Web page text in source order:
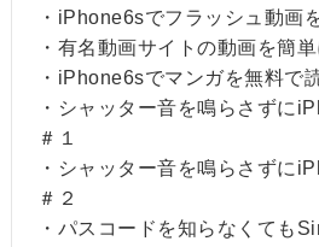
・iPhone6sでフラッシュ動画
・有名動画サイトの動画を簡
・iPhone6sでマンガを無料で
・シャッター音を鳴らさずに
＃１
・シャッター音を鳴らさずに
＃２
・パスコードを知らなくても